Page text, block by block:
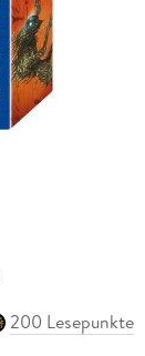
200 Lesepunkte